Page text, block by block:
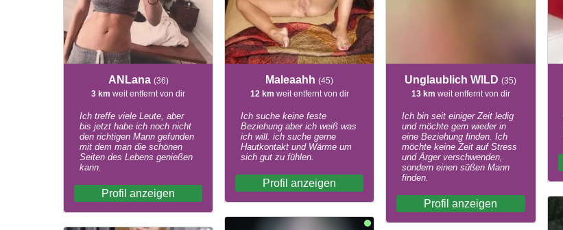
ANLana (36)
3 km weit entfernt von dir
Ich treffe viele Leute, aber
bis jetzt habe ich noch nicht
den richtigen Mann gefunden
mit dem man die schönen
Seiten des Lebens genießen
kann.
Profil anzeigen
Maleaahh(45)
12 km weit entfernt von dir
Ich suche keine feste
Beziehung aber ich weiß was
ich will. ich suche gerne
Hautkontakt und Wärme um
sich gut zu fühlen.
Profil anzeigen
Unglaublich WILD(35)
13 km weit entfernt von dir
Ich bin seit einiger Zeit ledig
und möchte gern wieder in
eine Beziehung finden. Ich
möchte keine Zeit auf Stress
und Ärger verschwenden,
sondern einen süßen Mann
finden.
Profil anzeigen